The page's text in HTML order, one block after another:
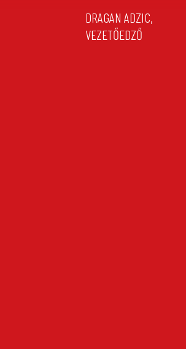
DRAGAN ADZIC,
VEZETŐEDZŐ